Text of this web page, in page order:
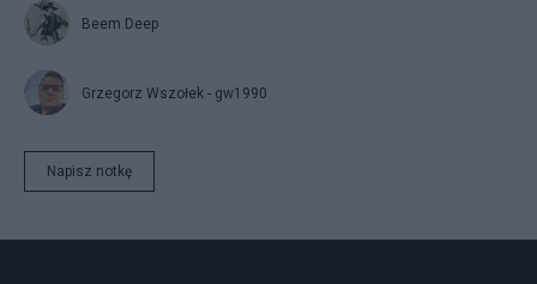
Beem.Deep
Grzegorz Wszołek - gw1990
Napisz notkę